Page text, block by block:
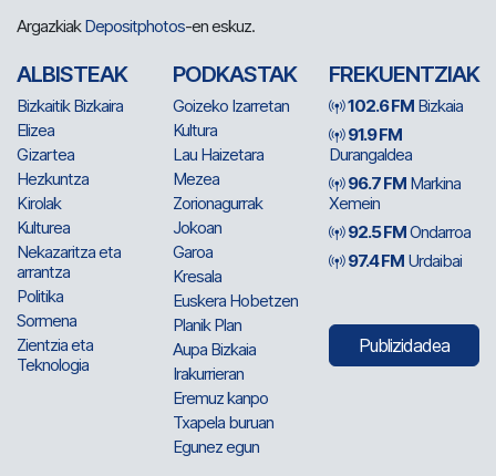
ArgazkiakDepositphotos-en eskuz.
ALBISTEAK
Bizkaitik Bizkaira
Elizea
Gizartea
Hezkuntza
Kirolak
Kulturea
Nekazaritza eta
arrantza
Politika
Sormena
Zientzia eta
Teknologia
PODKASTAK
Goizeko Izarretan
Kultura
Lau Haizetara
Mezea
Zorionagurrak
Jokoan
Garoa
Kresala
Euskera Hobetzen
Planik Plan
Aupa Bizkaia
Irakurrieran
Eremuz kanpo
Txapela buruan
Egunez egun
FREKUENTZIAK
102.6 FM Bizkaia
91.9 FM
Durangaldea
96.7 FM Markina
Xemein
92.5 FMOndarroa
97.4 FM Urdaibai
Publizidadea